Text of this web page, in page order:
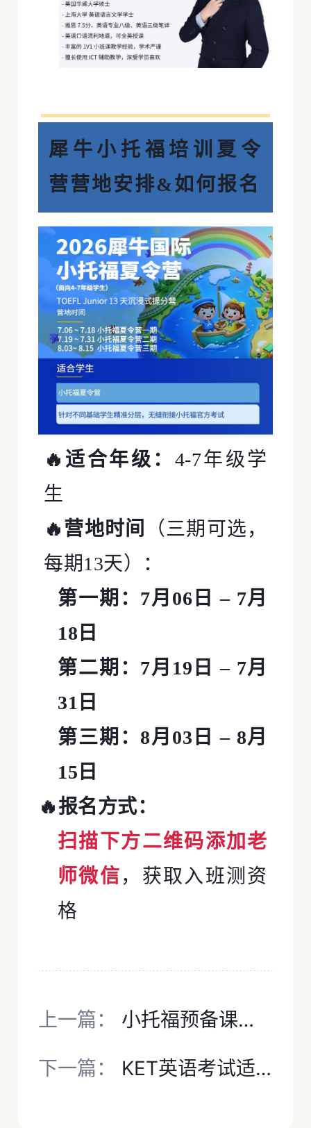
犀牛小托福培训夏令
营营地安排&如何报名
🔥适合年级： 4-7年级学
生
🔥营地时间
（三期可选，
每期13天）：
第一期：7月06日 – 7月
18日
第二期：7月19日 – 7月
31日
第三期：8月03日 – 8月
15日
🔥报名方式：
扫描下方二维码添加老
师微信，获取入班测资
格
上一篇： 小托福预备课｜不考小托福，孩子就不需要学术英语吗？
下一篇： KET英语考试适合几年级？3-5年级怎么准备？犀牛KET培训课程4-8人精品小班，暑期2个月通关